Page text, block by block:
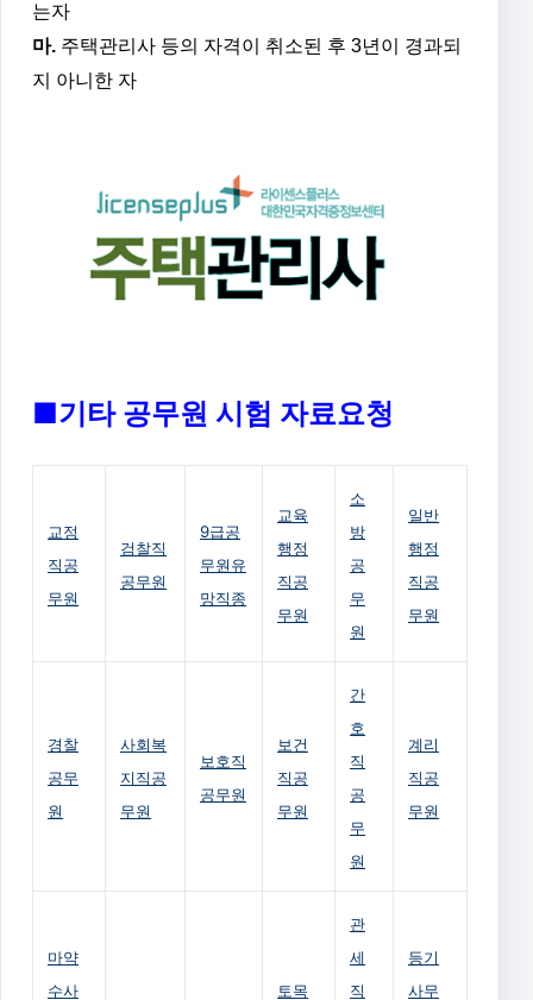
는자
마. 주택관리사 등의 자격이 취소된 후 3년이 경과되
지 아니한 자
■기타 공무원 시험 자료요청
교정
직공
무원
검찰직
공무원
9급공
무원유
망직종
교육
행정
직공
무원
소
방
공
무
원
일반
행정
직공
무원
경찰
공무
원
사회복
지직공
무원
보호직
공무원
보건
직공
무원
간
호
직
공
무
원
계리
직공
무원
마약
수사
토목
관
세
직
등기
사무